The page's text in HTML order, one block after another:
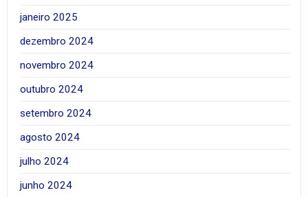
janeiro 2025
dezembro 2024
novembro 2024
outubro 2024
setembro 2024
agosto 2024
julho 2024
junho 2024